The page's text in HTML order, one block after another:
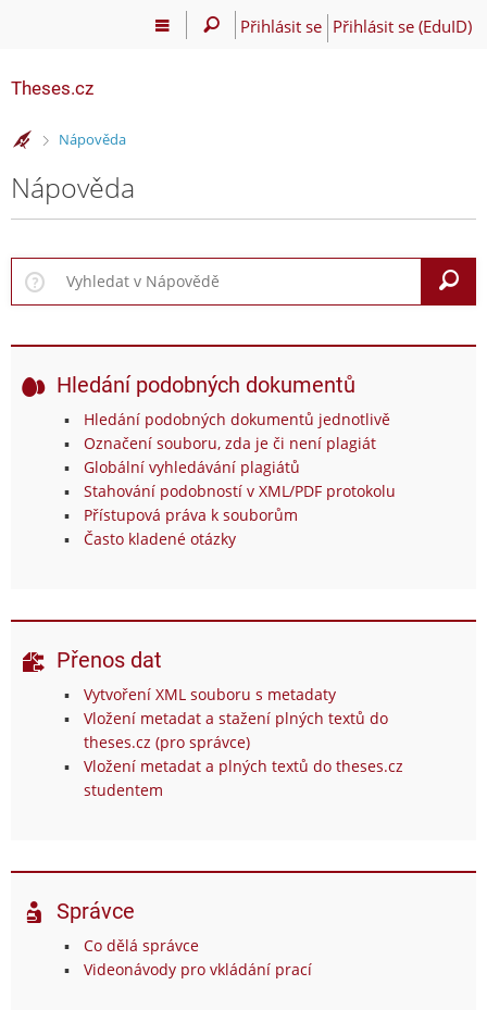
Přihlásit se Přihlásit se (EduID)
Theses.cz
>Nápověda
Nápověda
Hledání podobných dokumentů
Hledání podobných dokumentů jednotlivě
Označení souboru, zda je či není plagiát
Globální vyhledávání plagiátů
Stahování podobností v XML/PDF protokolu
Přístupová práva k souborům
Často kladené otázky
Přenos dat
Vytvoření XML souboru s metadaty
Vložení metadat a stažení plných textů do
theses.cz (pro správce)
Vložení metadat a plných textů do theses.cz
studentem
Správce
Co dělá správce
Videonávody pro vkládání prací